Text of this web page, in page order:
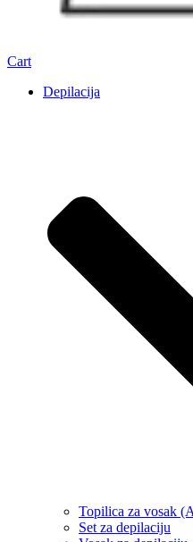
Cart
Depilacija
Topilica za vosak
Set za depilaciju